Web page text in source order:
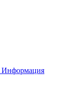
Информация